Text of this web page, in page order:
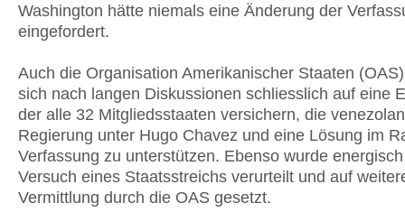
Washington hätte niemals eine Änderung der
eingefordert.
Auch die Organisation Amerikanischer Staaten
sich nach langen Diskussionen schliesslich auf eine
der alle 32 Mitgliedsstaaten versichern, die
Regierung unter Hugo Chavez und eine Lösung im
Verfassung zu unterstützen. Ebenso wurde
Versuch eines Staatsstreichs verurteilt und auf
Vermittlung durch die OAS gesetzt.